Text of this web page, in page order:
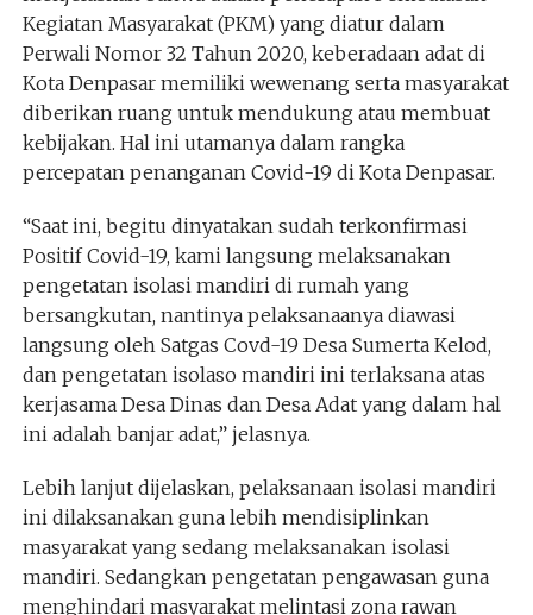
Kegiatan Masyarakat (PKM) yang diatur dalam
Perwali Nomor 32 Tahun 2020, keberadaan adat di
Kota Denpasar memiliki wewenang serta masyarakat
diberikan ruang untuk mendukung atau membuat
kebijakan. Hal ini utamanya dalam rangka
percepatan penanganan Covid-19 di Kota Denpasar.
“Saat ini, begitu dinyatakan sudah terkonfirmasi
Positif Covid-19, kami langsung melaksanakan
pengetatan isolasi mandiri di rumah yang
bersangkutan, nantinya pelaksanaanya diawasi
langsung oleh Satgas Covd-19 Desa Sumerta Kelod,
dan pengetatan isolaso mandiri ini terlaksana atas
kerjasama Desa Dinas dan Desa Adat yang dalam hal
ini adalah banjar adat,” jelasnya.
Lebih lanjut dijelaskan, pelaksanaan isolasi mandiri
ini dilaksanakan guna lebih mendisiplinkan
masyarakat yang sedang melaksanakan isolasi
mandiri. Sedangkan pengetatan pengawasan guna
menghindari masyarakat melintasi zona rawan